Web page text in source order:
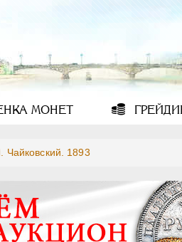
МОНЕТ
Чайковский. 1893